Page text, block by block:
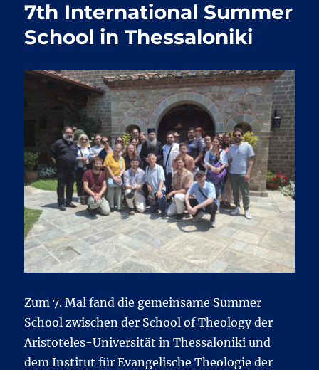
7th International Summer
School in Thessaloniki
Zum 7. Mal fand die gemeinsame Summer
School zwischen der School of Theology der
Aristoteles-Universität in Thessaloniki und
dem Institut für Evangelische Theologie der